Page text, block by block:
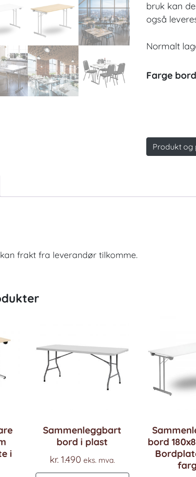
bruk kan
også
Normalt
Farge
Produkt og
frakt fra leverandør tilkomme.
i
Sammenleggbart
bord i plast
kr.1.490 eks. mva.
bord